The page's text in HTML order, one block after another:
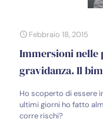
Febbraio 18, 2015
Immersioni nelle
gravidanza. Il
Ho scoperto di essere
ultimi giorni ho fatto
corre rischi?